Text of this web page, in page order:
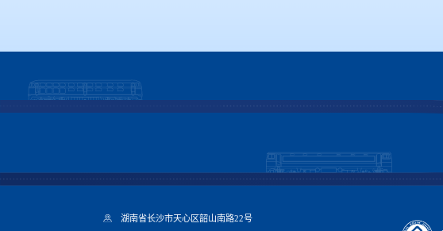
湖南省长沙市天心区韶山南路22号